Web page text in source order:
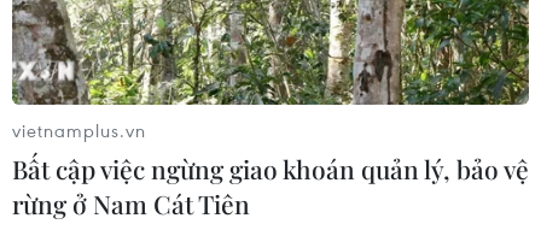
vietnamplus.vn
Bất cập việc ngừng giao khoán quản lý, bảo vệ
rừng ở Nam Cát Tiên